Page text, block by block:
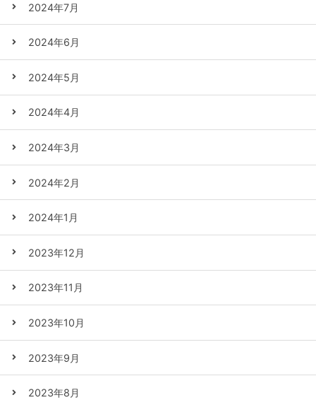
2024年7月
2024年6月
2024年5月
2024年4月
2024年3月
2024年2月
2024年1月
2023年12月
2023年11月
2023年10月
2023年9月
2023年8月